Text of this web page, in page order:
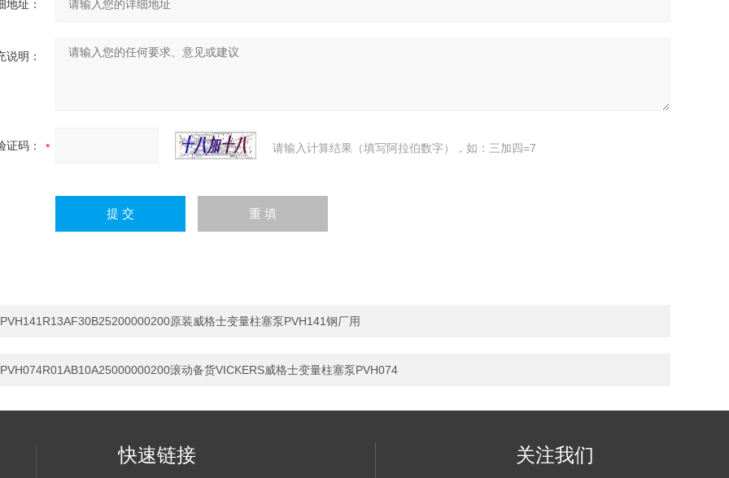
地址：
说明：
证码： 请输入计算结果（填写阿拉伯数字），如：三加四=7
PVH141R13AF30B25200000200原装威格士变量柱塞泵PVH141钢厂用
PVH074R01AB10A25000000200滚动备货VICKERS威格士变量柱塞泵PVH074
快速链接 关注我们